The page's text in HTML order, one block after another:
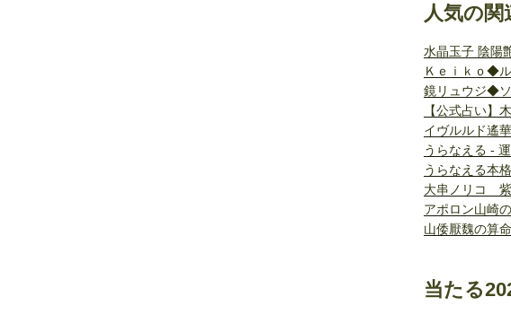
人気の
水晶玉子 陰陽
Ｋｅｉｋｏ◆
鏡リュウジ◆
【公式占い】
イヴルルド遙
うらなえる -
うらなえる本
大串ノリコ
アポロン山崎
山倭厭魏の算
当たる